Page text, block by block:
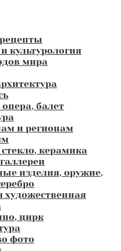
культурология
мира
балет
и регионам
керамика
изделия, оружие,
художественная
цирк
фото